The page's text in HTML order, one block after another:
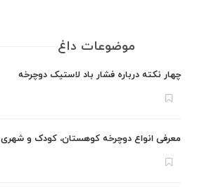
موضوعات داغ
چهار نکته درباره فشار باد لاستیک دوچرخه
معرفی انواع دوچرخه کوهستان، کودک و شهری